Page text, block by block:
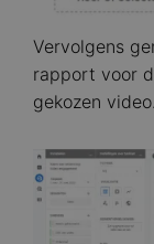
Vervolgens
rapport voor
gekozen video.
Image